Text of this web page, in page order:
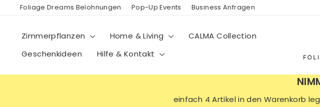
DirektFoliage Dreams Belohnungen Pop-Up Events Business Anfragen
Zimmerpflanzen Home & Living
CALMA Collection
Geschenkideen
Hilfe & Kontakt
einfach 4 Artikel in den Warenkorb